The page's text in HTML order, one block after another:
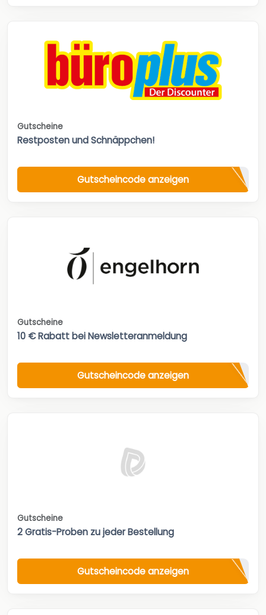
Gutscheine
Restposten und Schnäppchen!
Gutscheincode anzeigen
Gutscheine
10 € Rabatt bei Newsletteranmeldung
Gutscheincode anzeigen
Gutscheine
2 Gratis-Proben zu jeder Bestellung
Gutscheincode anzeigen